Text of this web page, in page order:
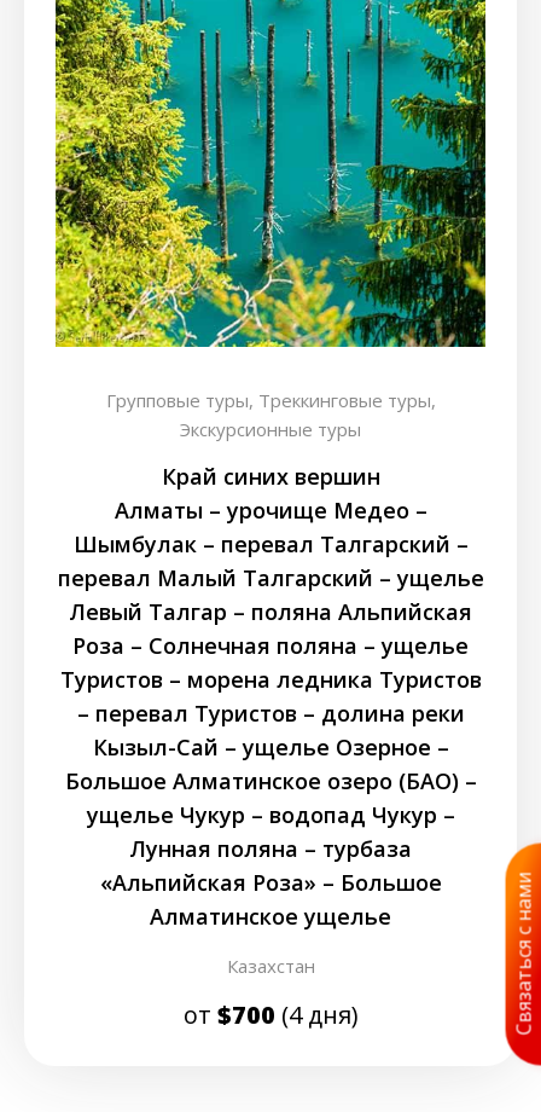
Групповые туры, Треккинговые туры,
Экскурсионные туры
Край синих вершин
Алматы – урочище Медео –
Шымбулак – перевал Талгарский –
перевал Малый Талгарский – ущелье
Левый Талгар – поляна Альпийская
Роза – Солнечная поляна – ущелье
Туристов – морена ледника Туристов
– перевал Туристов – долина реки
Кызыл-Сай – ущелье Озерное –
Большое Алматинское озеро (БАО) –
ущелье Чукур – водопад Чукур –
Лунная поляна – турбаза
«Альпийская Роза» – Большое
Алматинское ущелье
Казахстан
от $700 (4 дня) Связаться с нами